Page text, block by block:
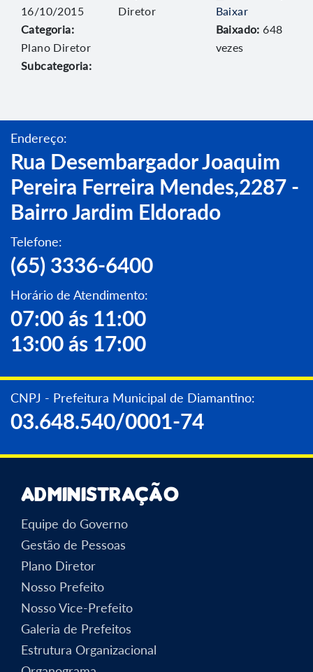
16/10/2015
Categoria:
Plano Diretor
Subcategoria:
Diretor
Baixar
Baixado: 648
vezes
Endereço:
Rua Desembargador Joaquim
Pereira Ferreira Mendes,2287 -
Bairro Jardim Eldorado
Telefone:
(65) 3336-6400
Horário de Atendimento:
07:00 ás 11:00
13:00 ás 17:00
CNPJ - Prefeitura Municipal de Diamantino:
03.648.540/0001-74
Administração
Equipe do Governo
Gestão de Pessoas
Plano Diretor
Nosso Prefeito
Nosso Vice-Prefeito
Galeria de Prefeitos
Estrutura Organizacional